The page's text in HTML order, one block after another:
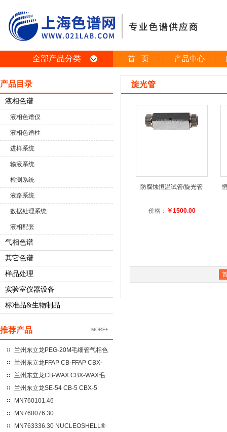
首 页 产品中心
全部产品分类
产品目录
液相色谱
液相色谱仪
液相色谱柱
进样系统
输液系统
检测系统
液路系统
数据处理系统
液相配套
气相色谱
其它色谱
样品处理
实验室仪器设备
标准品&生物制品
推荐产品 MORE+
兰州东立龙PEG-20M毛细管气相色
谱柱 聚乙二醇-20M
兰州东立龙FFAP CB-FFAP CBX-
FFAP毛细管气相色谱柱 100%硝基
兰州东立龙CB-WAX CBX-WAX毛
细管气相色谱柱 100%聚乙二醇
兰州东立龙SE-54 CB-5 CBX-5
CBX-5ms毛细管气相色谱柱 %苯
MN760101.46
NUCLEODUR®C18 Gravity
MN760076.30
NUCLEODUR®C18 Gravity
MN763336.30 NUCLEOSHELL®
旋光管
防腐蚀恒温试管/旋光管
价格： ￥1500.00